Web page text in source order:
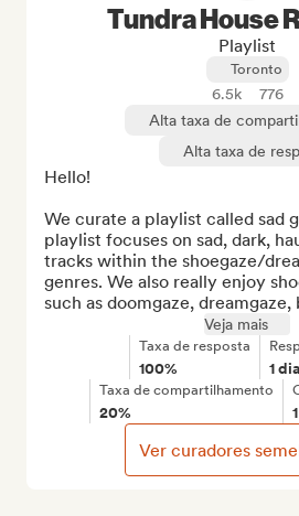
Tundra House
Playlist
Toronto
6.5k
776
Alta taxa de
Alta taxa de
Hello!
We curate a playlist called sad
playlist focuses on sad, dark,
tracks within the shoegaze/
genres. We also really enjoy
such as doomgaze, dreamgaze,
Veja mais
Taxa de resposta
100% 1 dia
Taxa de compartilhamento
20%
Ver curadores